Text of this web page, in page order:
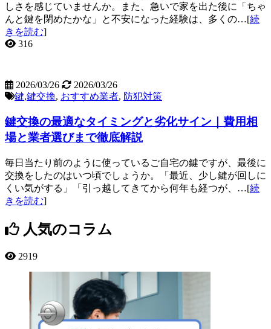
しさを感じていませんか。また、急いで家を出た後に「ちゃ
んと鍵を閉めたかな」と不安になった経験は、多くの…[続
きを読む]
316
2026/03/26
2026/03/26
鍵,鍵交換, おすすめ業者, 防犯対策
鍵交換の最適なタイミングと劣化サイン｜費用相
場と業者選びまで徹底解説
毎日当たり前のように使っているご自宅の鍵ですが、最後に
交換をしたのはいつ頃でしょうか。「最近、少し鍵が回しに
くい気がする」「引っ越してきてから何年も経つが、…[続
きを読む]
人気のコラム
2919